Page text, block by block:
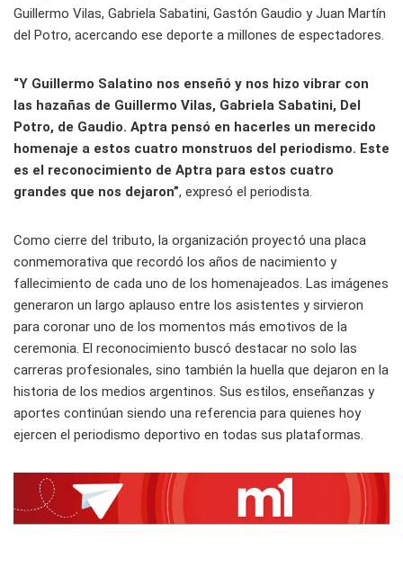
Guillermo Vilas, Gabriela Sabatini, Gastón Gaudio y Juan Martín
del Potro, acercando ese deporte a millones de espectadores.
“Y Guillermo Salatino nos enseñó y nos hizo vibrar con
las hazañas de Guillermo Vilas, Gabriela Sabatini, Del
Potro, de Gaudio. Aptra pensó en hacerles un merecido
homenaje a estos cuatro monstruos del periodismo. Este
es el reconocimiento de Aptra para estos cuatro
grandes que nos dejaron”, expresó el periodista.
Como cierre del tributo, la organización proyectó una placa
conmemorativa que recordó los años de nacimiento y
fallecimiento de cada uno de los homenajeados. Las imágenes
generaron un largo aplauso entre los asistentes y sirvieron
para coronar uno de los momentos más emotivos de la
ceremonia. El reconocimiento buscó destacar no solo las
carreras profesionales, sino también la huella que dejaron en la
historia de los medios argentinos. Sus estilos, enseñanzas y
aportes continúan siendo una referencia para quienes hoy
ejercen el periodismo deportivo en todas sus plataformas.